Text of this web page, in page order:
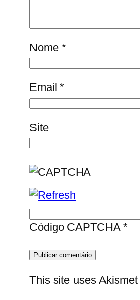
Nome *
Email*
Site
Código CAPTCHA*
This site uses